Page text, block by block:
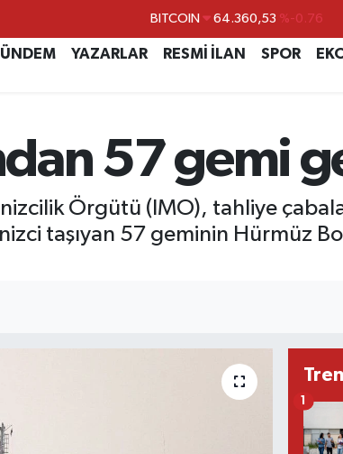
BITCOIN 64.360,53 %-0.76
DOLAR 47,7069 %0.17
GRAM ALTIN 6574.81 %1.44
BİST100 %64
YAZARLAR RESMİ İLAN SPOR
57 gemi
Örgütü (IMO), tahliye
taşıyan 57 geminin Hürmüz
1